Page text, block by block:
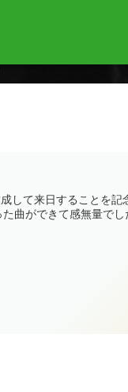
して来日することを記
曲ができて感無量でし